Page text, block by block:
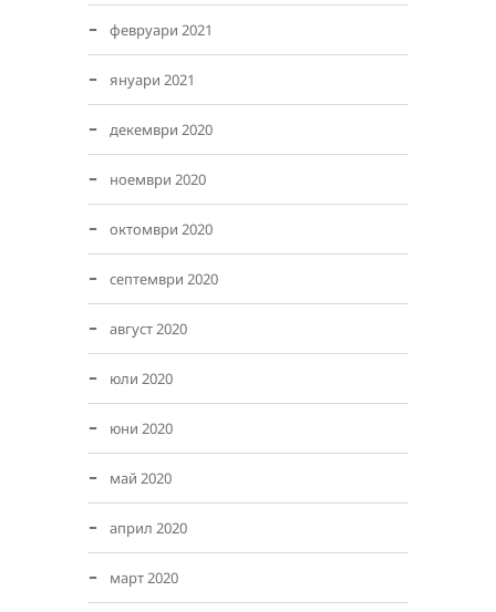
февруари 2021
януари 2021
декември 2020
ноември 2020
октомври 2020
септември 2020
август 2020
юли 2020
юни 2020
май 2020
април 2020
март 2020